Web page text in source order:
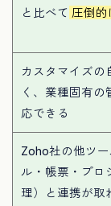
と比べて 圧倒的
カスタマイズの
く、業種固有の
応できる
Zoho社の他ツ
ル・帳票・プロ
理）と連携が取